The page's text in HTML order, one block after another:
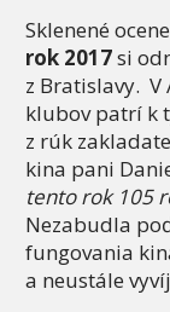
Sklenené
rok 2017si
z Bratislavy. V
klubov patrí k
z rúk
kina pani
tento rok 105
Nezabudla
fungovania
a neustále